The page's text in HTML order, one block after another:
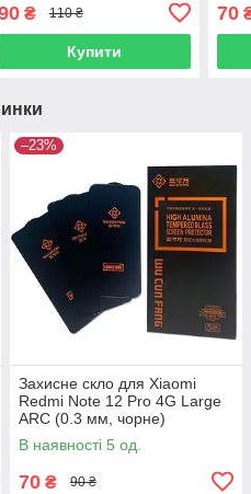
Titanium (0.3 мм, чорне)
₴ 110 ₴
Купити
70
–23%
Захисне скло для Xiaomi
Redmi Note 12 Pro 4G Large
ARC (0.3 мм, чорне)
В наявності 5 од.
70 ₴ 90 ₴